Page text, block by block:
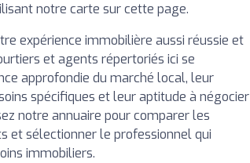
notre carte sur cette page.
expérience immobilière aussi réussie et
et agents répertoriés ici se
approfondie du marché local, leur
spécifiques et leur aptitude à négocier
notre annuaire pour comparer les
et sélectionner le professionnel qui
immobiliers.